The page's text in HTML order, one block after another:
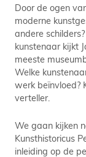
Door de ogen
moderne
andere
kunstenaar kijkt
meeste
Welke
werk beïnvloed?
verteller.
We gaan kijken
Kunsthistoricus
inleiding op de